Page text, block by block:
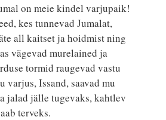
on meie kindel varjupaik!
kes tunnevad Jumalat,
all kaitset ja hoidmist ning
vägevad murelained ja
tormid raugevad vastu
varjus, Issand, saavad mu
jalad jälle tugevaks, kahtlev
terveks.